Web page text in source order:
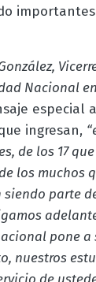
Nacional
especial
ingresan,
de los 17
los muchos
parte
pone
nuestros